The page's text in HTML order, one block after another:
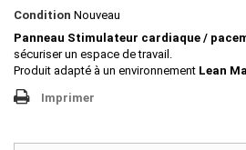
Condition Nouveau
Panneau Stimulateur cardiaque /
sécuriser un espace de travail.
Produit adapté à un environnement Lean
Imprimer